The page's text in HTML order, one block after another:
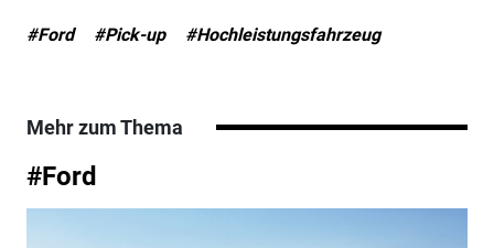
#Ford #Pick-up #Hochleistungsfahrzeug
Mehr zum Thema
#Ford